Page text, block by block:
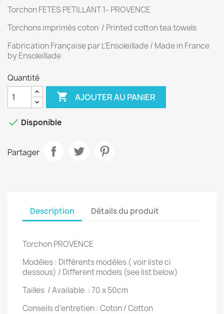
Torchon FETES PETILLANT 1- PROVENCE
Torchons imprimés coton / Printed cotton tea towels
Fabrication Française par L’Ensoleillade / Made in France
by Ensoleillade
Quantité
 AJOUTER AU PANIER
 Disponible
Partager
Description Détails du produit
Torchon PROVENCE
Modèles : Différents modèles ( voir liste ci
dessous) / Different models (see list below)
Tailles / Available : 70 x 50cm
Conseils d’entretien : Coton / Cotton